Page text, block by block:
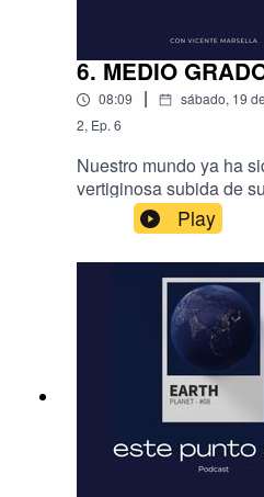
6. MEDIO
08:09 | sábado, 19
2, Ep. 6
Nuestro mundo ya ha
vertiginosa subida de
desde la época
Si este aumento
consecuencias se
en múltiples
Play